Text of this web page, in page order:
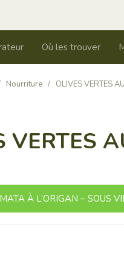
Où les trouver
Nourriture / OLIVES VERTES
VERTES
À L’ORIGAN – SOUS